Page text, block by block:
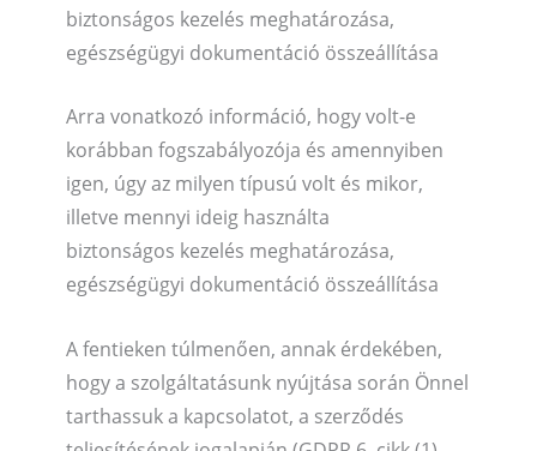
biztonságos kezelés meghatározása,
egészségügyi dokumentáció összeállítása
Arra vonatkozó információ, hogy volt-e
korábban fogszabályozója és amennyiben
igen, úgy az milyen típusú volt és mikor,
illetve mennyi ideig használta
biztonságos kezelés meghatározása,
egészségügyi dokumentáció összeállítása
A fentieken túlmenően, annak érdekében,
hogy a szolgáltatásunk nyújtása során Önnel
tarthassuk a kapcsolatot, a szerződés